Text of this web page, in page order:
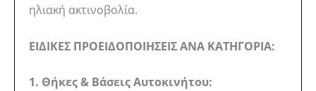
ηλιακή ακτινοβολία.
ΕΙΔΙΚΕΣ ΠΡΟΕΙΔΟΠΟΙΗΣΕΙΣ ΑΝΑ ΚΑΤΗΓΟΡΙΑ:
1. Θήκες & Βάσεις Αυτοκινήτου: